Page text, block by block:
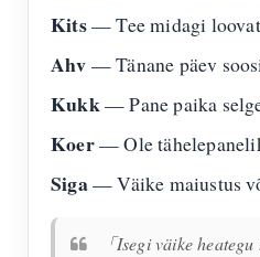
Kits— Tee midagi loovat
Ahv — Tänane päev
Kukk— Pane paika
Koer— Ole tähelepanelik
Siga— Väike maiustus
「Isegi väike